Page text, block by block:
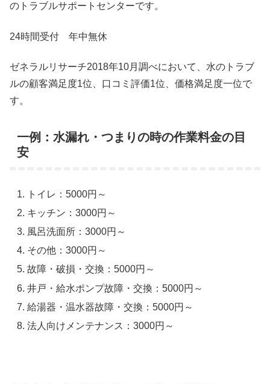
のトラブルサポートセンターです。
24時間受付 年中無休
ゼネラルリサーチ2018年10月調べにおいて、水のトラブ
ルの顧客満足度1位、口コミ評価1位、価格満足度一位で
す。
一例：水漏れ・つまりの時の作業料金の目
安
トイレ：5000円～
キッチン：3000円～
風呂洗面所：3000円～
その他：3000円～
故障・破損・交換：5000円～
井戸・給水ポンプ故障・交換：5000円～
給湯器・温水器故障・交換：5000円～
法人向けメンテナンス：3000円～